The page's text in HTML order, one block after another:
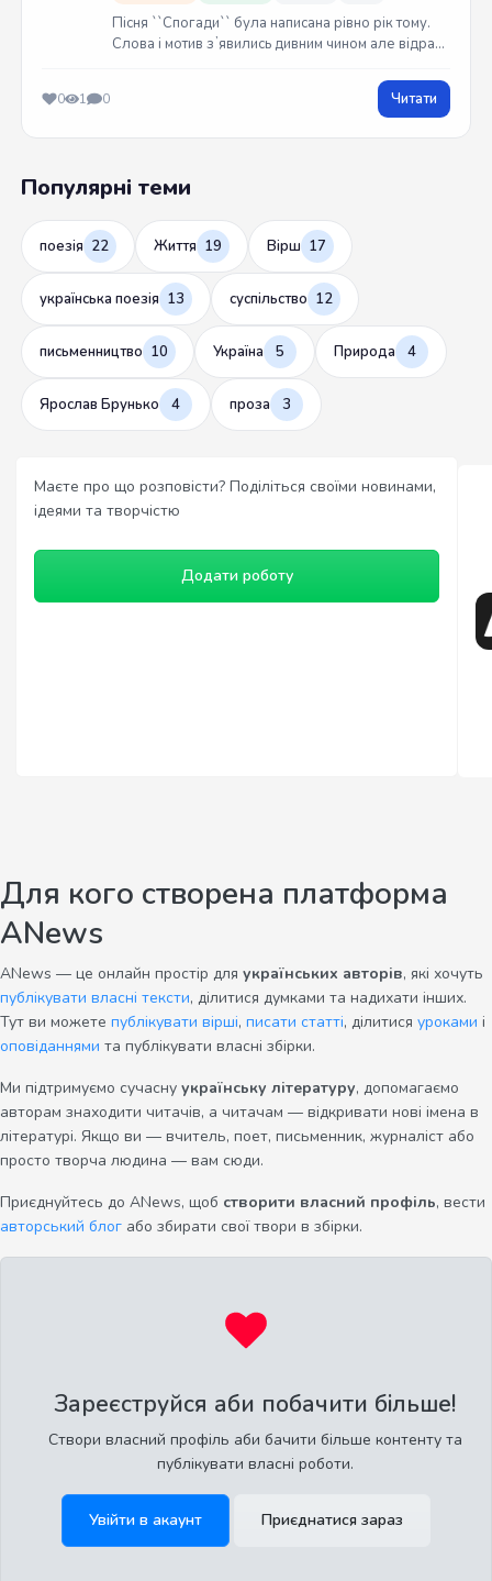
Пісня ``Спогади`` була написана рівно рік тому.
Слова і мотив зʼявились дивним чином але відразу
0 1 0 Читати
Популярні теми
поезія 22 Життя 19 Вірш 17
українська поезія 13 суспільство 12
письменництво 10 Україна 5 Природа 4
Ярослав Брунько 4 проза 3
Маєте про що розповісти? Поділіться своїми новинами,
ідеями та творчістю
Додати роботу
Для кого створена платформа
ANews
ANews — це онлайн простір для українських авторів, які хочуть
публікувати власні тексти, ділитися думками та надихати інших.
Тут ви можете публікувати вірші, писати статті, ділитися уроками і
оповіданнями та публікувати власні збірки.
Ми підтримуємо сучасну українську літературу, допомагаємо
авторам знаходити читачів, а читачам — відкривати нові імена в
літературі. Якщо ви — вчитель, поет, письменник, журналіст або
просто творча людина — вам сюди.
Приєднуйтесь до ANews, щоб створити власний профіль, вести
авторський блог або збирати свої твори в збірки.
Зареєструйся аби побачити більше!
Створи власний профіль аби бачити більше контенту та
публікувати власні роботи.
Увійти в акаунт Приєднатися зараз